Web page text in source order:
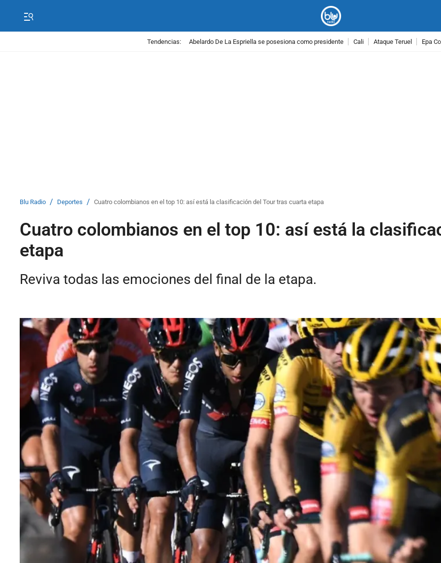
Tendencias: Abelardo De La Espriella se posesiona como presidente Cali Ataque Teruel Epa
Blu Radio / Deportes / Cuatro colombianos en el top 10: así está la clasificación del Tour tras cuarta etapa
Cuatro colombianos en el top 10: así está la
etapa
Reviva todas las emociones del final de la etapa.